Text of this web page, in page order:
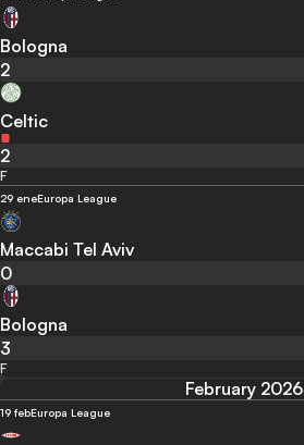
Bologna
2
Celtic
2
F
29 eneEuropa League
Maccabi Tel Aviv
0
Bologna
3
F
February 2026
19 febEuropa League